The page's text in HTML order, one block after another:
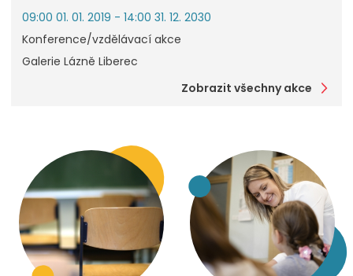
09:00 01. 01. 2019 - 14:00 31. 12. 2030
Konference/vzdělávací akce
Galerie Lázně Liberec
Zobrazit všechny akce